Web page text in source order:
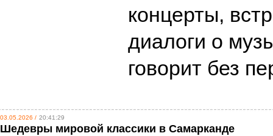
концерты,
диалоги о
говорит без
03.05.2026 / 20:41:29
Шедевры мировой классики в Самарканде